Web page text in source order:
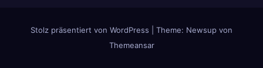
Stolz präsentiert von WordPress Theme: Newsup von
Themeansar